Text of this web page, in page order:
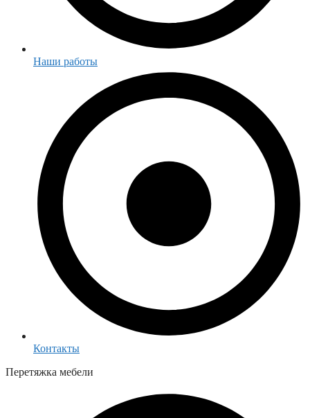
Наши работы
Контакты
Перетяжка мебели